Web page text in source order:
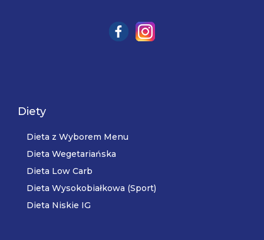
Diety
Dieta z Wyborem Menu
Dieta Wegetariańska
Dieta Low Carb
Dieta Wysokobiałkowa (Sport)
Dieta Niskie IG